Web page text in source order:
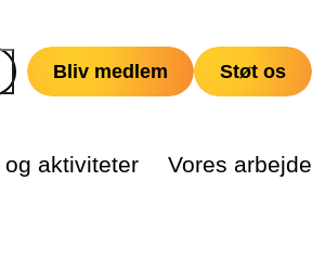
Bliv medlem Støt os
og aktiviteter Vores arbejde